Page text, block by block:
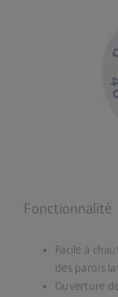
Fonctionnalité
Facile à
des parois
Ouverture